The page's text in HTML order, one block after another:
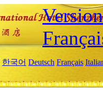
한국어 Deutsch Français